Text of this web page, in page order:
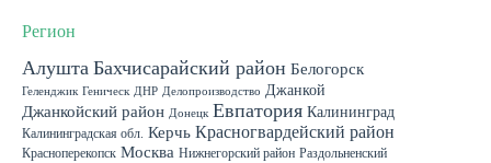
Регион
Алушта Бахчисарайский район Белогорск
Геленджик Геническ ДНР Делопроизводство Джанкой
Джанкойский район Донецк Евпатория Калининград
Калининградская обл. Керчь Красногвардейский район
Красноперекопск Москва Нижнегорский район Раздольненский